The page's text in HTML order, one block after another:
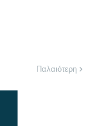
Παλαιότερη